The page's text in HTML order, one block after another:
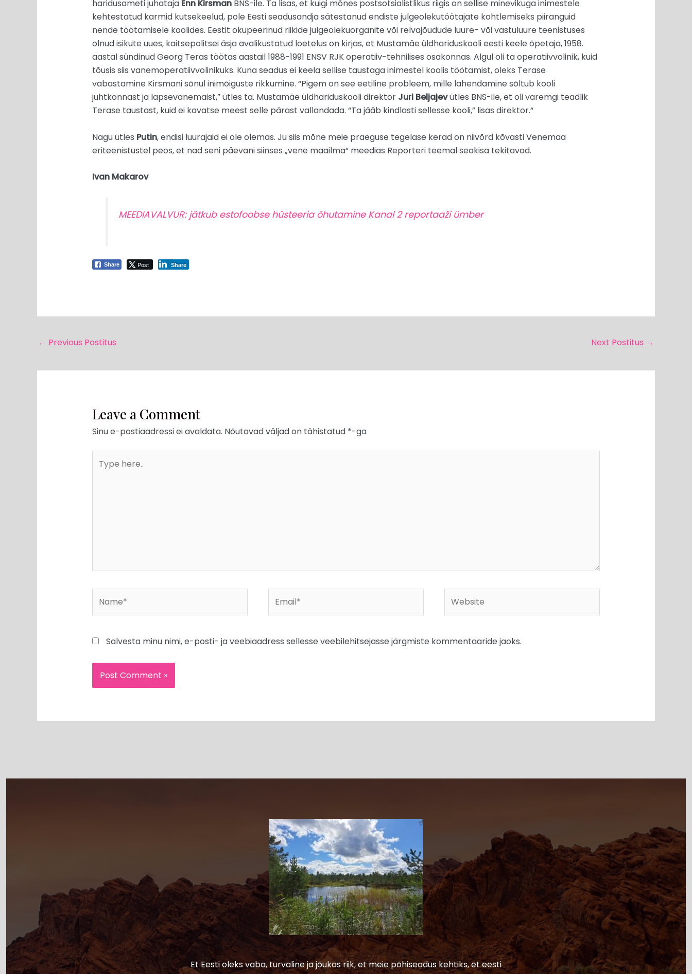
haridusameti juhataja Enn KirsmanBNS-ile. Ta lisas, et kuigi mõnes postsotsialistlikus riigis on sellise minevikuga inimestele
kehtestatud karmid kutsekeelud, pole Eesti seadusandja sätestanud endiste julgeolekutöötajate kohtlemiseks piiranguid
nende töötamisele koolides. Eestit okupeerinud riikide julgeolekuorganite või relvajõudude luure- või vastuluure teenistuses
olnud isikute uues, kaitsepolitsei äsja avalikustatud loetelus on kirjas, et Mustamäe üldhariduskooli eesti keele õpetaja, 1958.
aastal sündinud Georg Teras töötas aastail 1988-1991 ENSV RJK operatiiv-tehnilises osakonnas. Algul oli ta operatiivvolinik, kuid
tõusis siis vanemoperatiivvolinikuks. Kuna seadus ei keela sellise taustaga inimestel koolis töötamist, oleks Terase
vabastamine Kirsmani sõnul inimõiguste rikkumine. “Pigem on see eetiline probleem, mille lahendamine sõltub kooli
juhtkonnast ja lapsevanemaist,” ütles ta. Mustamäe üldhariduskooli direktor Juri Beljajevütles BNS-ile, et oli varemgi teadlik
Terase taustast, kuid ei kavatse meest selle pärast vallandada. “Ta jääb kindlasti sellesse kooli,” lisas direktor.“
Nagu ütles Putin, endisi luurajaid ei ole olemas. Ju siis mõne meie praeguse tegelase kerad on niivõrd kõvasti Venemaa
eriteenistustel peos, et nad seni päevani siinses „vene maailma“ meedias Reporteri teemal seakisa tekitavad.
Ivan Makarov
MEEDIAVALVUR: jätkub estofoobse hüsteeria õhutamine Kanal 2 reportaaži ümber
Share Post Share
← Previous Postitus Next Postitus →
Leave a Comment
Sinu e-postiaadressi ei avaldata. Nõutavad väljad on tähistatud *-ga
here..
Salvesta minu nimi, e-posti- ja veebiaadress sellesse veebilehitsejasse järgmiste kommentaaride jaoks.
Et Eesti oleks vaba, turvaline ja jõukas riik, et meie põhiseadus kehtiks, et eesti